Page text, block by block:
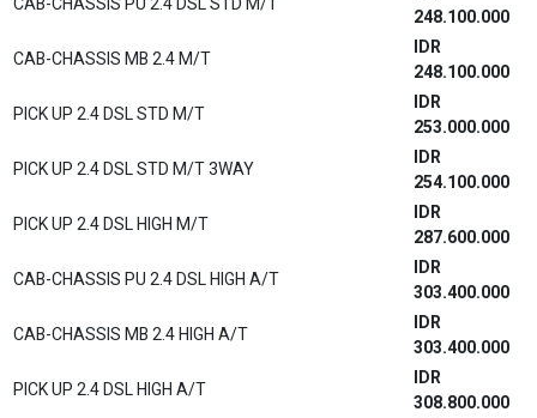
248.100.000
CAB-CHASSIS MB 2.4 M/T
IDR
248.100.000
PICK UP 2.4 DSL STD M/T
IDR
253.000.000
PICK UP 2.4 DSL STD M/T 3WAY
IDR
254.100.000
PICK UP 2.4 DSL HIGH M/T
IDR
287.600.000
CAB-CHASSIS PU 2.4 DSL HIGH A/T
IDR
303.400.000
CAB-CHASSIS MB 2.4 HIGH A/T
IDR
303.400.000
PICK UP 2.4 DSL HIGH A/T
IDR
308.800.000